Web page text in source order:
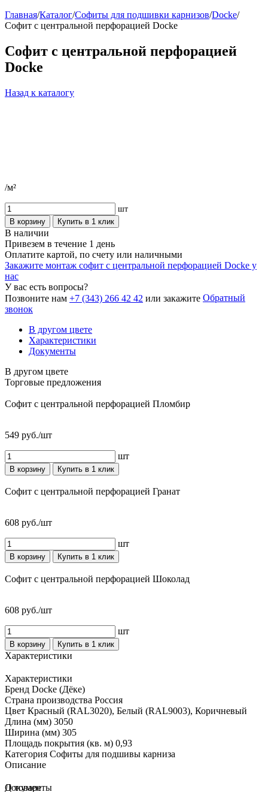
Главная/Каталог/Софиты для подшивки карнизов/Docke/
Софит с центральной перфорацией Docke
Софит с центральной перфорацией
Docke
Назад к каталогу
/м²
шт
В корзину
Купить в 1 клик
В наличии
Привезем в течение 1 день
Оплатите картой, по счету или наличными
Закажите монтаж софит с центральной перфорацией Docke у
нас
У вас есть вопросы?
Позвоните нам +7 (343) 266 42 42 или закажите Обратный
звонок
В другом цвете
Характеристики
Документы
В другом цвете
Торговые предложения
Софит с центральной перфорацией Пломбир
549 руб./шт
шт
В корзину Купить в 1 клик
Софит с центральной перфорацией Гранат
608 руб./шт
шт
В корзину Купить в 1 клик
Софит с центральной перфорацией Шоколад
608 руб./шт
шт
В корзину Купить в 1 клик
Характеристики
Характеристики
Бренд Docke (Дёке)
Страна производства Россия
Цвет Красный (RAL3020), Белый (RAL9003), Коричневый
Длина (мм) 3050
Ширина (мм) 305
Площадь покрытия (кв. м) 0,93
Категория Софиты для подшивы карниза
Описание
О товаре
Документы